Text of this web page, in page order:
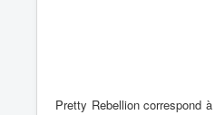
Pretty Rebellion correspond